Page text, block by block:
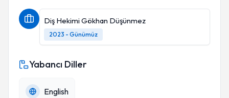
Diş Hekimi Gökhan Düşünmez
2023 - Günümüz
Yabancı Diller
English